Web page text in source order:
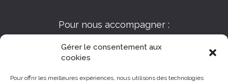
Gérer le consentement aux
cookies
Pour offrir les meilleures expériences, nous utilisons des technologies
Pour nous accompagner :